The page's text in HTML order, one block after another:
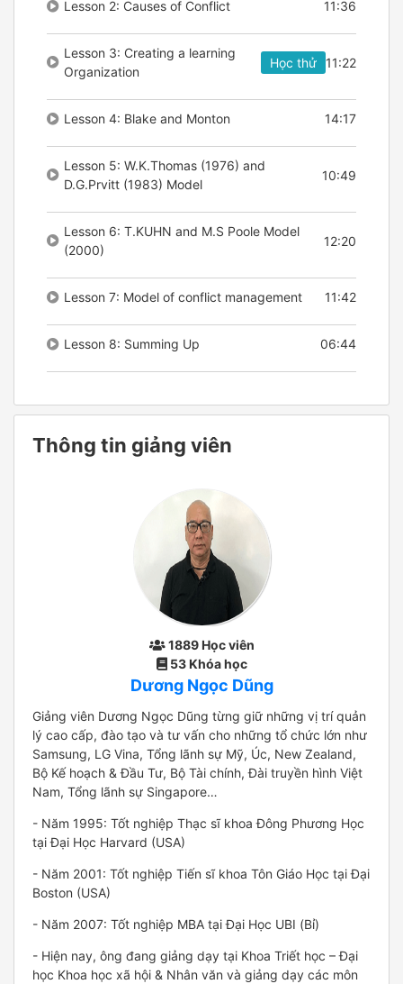
Lesson 2: Causes of Conflict 11:36
Lesson 3: Creating a learning
Organization
Học thử 11:22
Lesson 4: Blake and Monton 14:17
Lesson 5: W.K.Thomas (1976) and
D.G.Prvitt (1983) Model
10:49
Lesson 6: T.KUHN and M.S Poole Model
(2000)
12:20
Lesson 7: Model of conflict management 11:42
Lesson 8: Summing Up 06:44
Thông tin giảng viên
1889 Học viên
53 Khóa học
Dương Ngọc Dũng
Giảng viên Dương Ngọc Dũng từng giữ những vị trí quản
lý cao cấp, đào tạo và tư vấn cho những tổ chức lớn như
Samsung, LG Vina, Tổng lãnh sự Mỹ, Úc, New Zealand,
Bộ Kế hoạch & Đầu Tư, Bộ Tài chính, Đài truyền hình Việt
Nam, Tổng lãnh sự Singapore…
- Năm 1995: Tốt nghiệp Thạc sĩ khoa Đông Phương Học
tại Đại Học Harvard (USA)
- Năm 2001: Tốt nghiệp Tiến sĩ khoa Tôn Giáo Học tại Đại
Boston (USA)
- Năm 2007: Tốt nghiệp MBA tại Đại Học UBI (Bỉ)
- Hiện nay, ông đang giảng dạy tại Khoa Triết học – Đại
học Khoa học xã hội & Nhân văn và giảng dạy các môn